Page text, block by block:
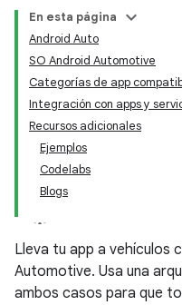
En esta página
Android Auto
SO Android Automotive
Categorías de app
Integración con apps y
Recursos adicionales
Ejemplos
Codelabs
Blogs
Lleva tu app a vehículos
Automotive. Usa una
ambos casos para que